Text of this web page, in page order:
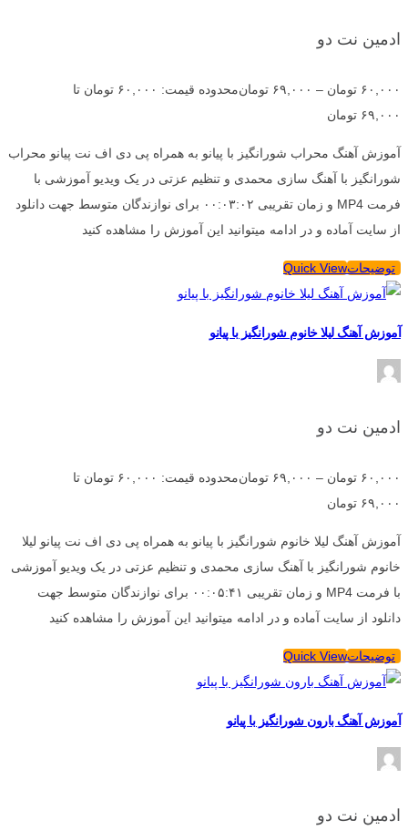
ادمین نت دو
۶۰,۰۰۰ تومان – ۶۹,۰۰۰ تومان
محدوده قیمت: ۶۰,۰۰۰ تومان تا
۶۹,۰۰۰ تومان
آموزش آهنگ محراب شورانگیز با پیانو به همراه پی دی اف نت پیانو محراب
شورانگیز با آهنگ سازی محمدی و تنظیم عزتی در یک ویدیو آموزشی با
فرمت MP4 و زمان تقریبی ۰۰:۰۳:۰۲ برای نوازندگان متوسط جهت دانلود
از سایت آماده و در ادامه میتوانید این آموزش را مشاهده کنید
توضیحاتQuick View
آموزش آهنگ لیلا خانوم شورانگیز با پیانو
ادمین نت دو
۶۰,۰۰۰ تومان – ۶۹,۰۰۰ تومان
محدوده قیمت: ۶۰,۰۰۰ تومان تا
۶۹,۰۰۰ تومان
آموزش آهنگ لیلا خانوم شورانگیز با پیانو به همراه پی دی اف نت پیانو لیلا
خانوم شورانگیز با آهنگ سازی محمدی و تنظیم عزتی در یک ویدیو آموزشی
با فرمت MP4 و زمان تقریبی ۰۰:۰۵:۴۱ برای نوازندگان متوسط جهت
دانلود از سایت آماده و در ادامه میتوانید این آموزش را مشاهده کنید
توضیحاتQuick View
آموزش آهنگ بارون شورانگیز با پیانو
ادمین نت دو